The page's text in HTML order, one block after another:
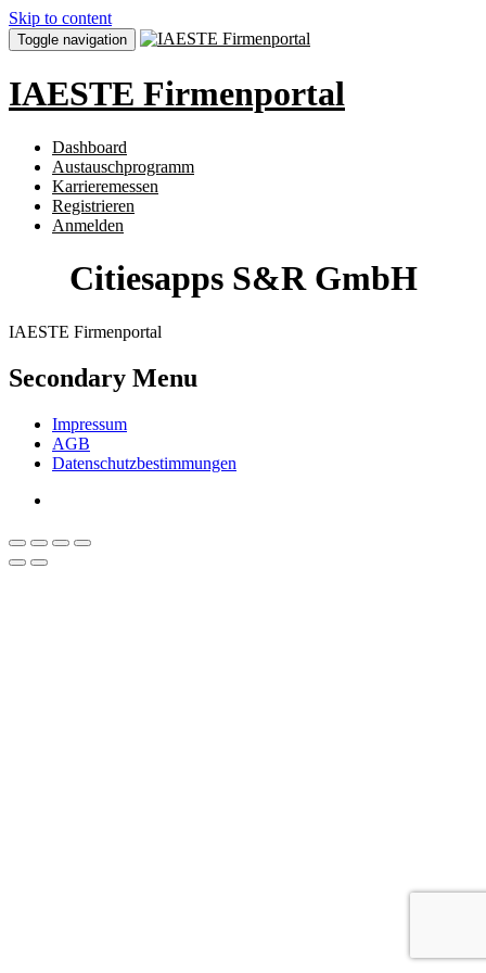
Skip to content
Toggle navigation
IAESTE Firmenportal
Dashboard
Austauschprogramm
Karrieremessen
Registrieren
Anmelden
Citiesapps S&R GmbH
IAESTE Firmenportal
Secondary Menu
Impressum
AGB
Datenschutzbestimmungen